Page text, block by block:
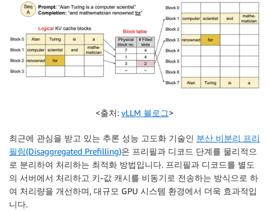
<출처: vLLM 블로그>
최근에 관심을 받고 있는 추론 성능 고도화 기술인 분산 비분리 프리
필링(Disaggregated Prefilling)은 프리필과 디코드 단계를 물리적으
로 분리하여 처리하는 최적화 방법입니다. 프리필과 디코드를 별도
의 서버에서 처리하고 키-값 캐시를 비동기로 전송하는 방식으로 하
여 처리량을 개선하며, 대규모 GPU 시스템 환경에서 더욱 효과적입
니다.